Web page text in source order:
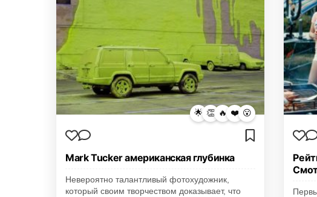
🌟 👏 🔥 ❤️ 😮
Mark Tucker американская глубинка
Невероятно талантливый фотохудожник,
который своим творчеством доказывает, что